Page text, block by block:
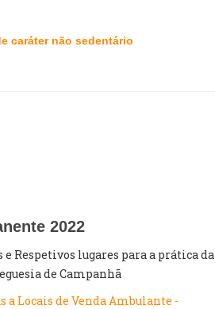
caráter não sedentário
2022
Respetivos lugares para a prática da
de Campanhã
a Locais de Venda Ambulante -